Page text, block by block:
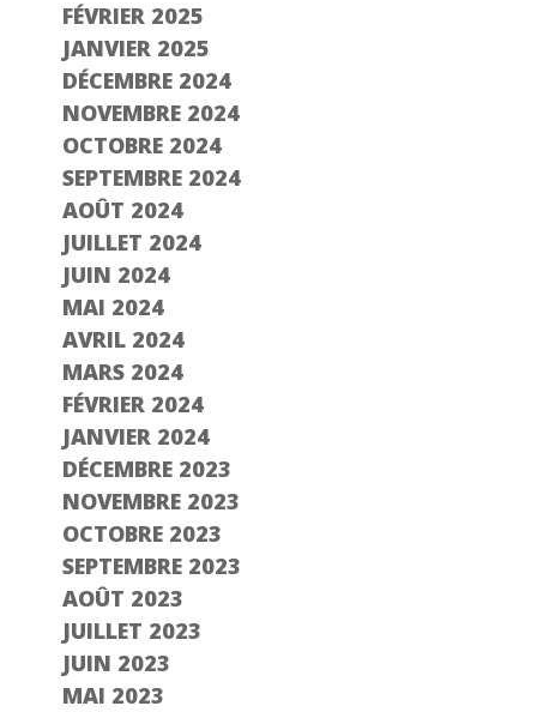
FÉVRIER 2025
JANVIER 2025
DÉCEMBRE 2024
NOVEMBRE 2024
OCTOBRE 2024
SEPTEMBRE 2024
AOÛT 2024
JUILLET 2024
JUIN 2024
MAI 2024
AVRIL 2024
MARS 2024
FÉVRIER 2024
JANVIER 2024
DÉCEMBRE 2023
NOVEMBRE 2023
OCTOBRE 2023
SEPTEMBRE 2023
AOÛT 2023
JUILLET 2023
JUIN 2023
MAI 2023